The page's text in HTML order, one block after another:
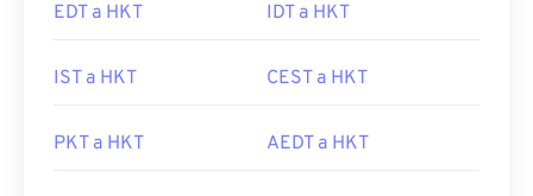
EDT a HKT IDT a HKT
IST a HKT CEST a HKT
PKT a HKT AEDT a HKT